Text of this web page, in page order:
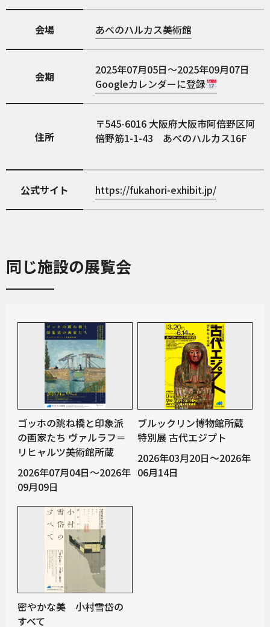
会場 あべのハルカス美術館
会期
2025年07月05日～2025年09月07日
Googleカレンダーに登録
住所
545-6016 大阪府大阪市阿倍野区阿
倍野筋1-1-43 あべのハルカス16F
公式サイト https://fukahori-exhibit.jp/
同じ施設の展覧会
ゴッホの跳ね橋と印象派
の画家たち ヴァルラフ＝
リヒャルツ美術館所蔵
2026年07月04日～2026年
09月09日
ブルックリン博物館所蔵
特別展 古代エジプト
2026年03月20日～2026年
06月14日
密やかな美 小村雪岱の
すべて